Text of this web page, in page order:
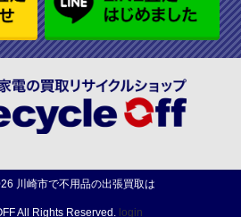
川崎市で不用品の出張買取は
All Rights Reserved. login